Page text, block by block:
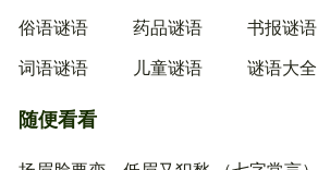
俗语谜语
药品谜语 书报谜语
词语谜语
儿童谜语 谜语大全
随便看看